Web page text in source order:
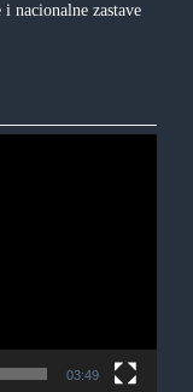
nacionalne zastave
03:49